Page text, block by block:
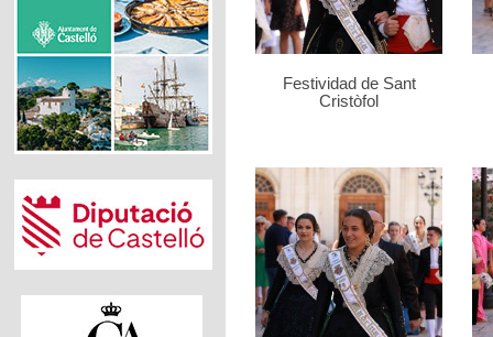
Festividad de Sant
Cristòfol